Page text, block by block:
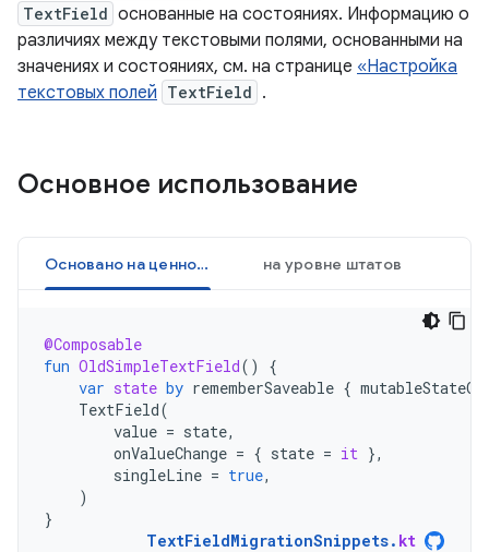
TextField основанные на состояниях. Информацию о
различиях между текстовыми полями, основанными на
значениях и состояниях, см. на странице «Настройка
текстовых полей TextField .
Основное использование
Основано на ценностях на уровне штатов
@Composable
fun OldSimpleTextField()
{
var state by rememberSaveable { mutableStateOf
TextField(
value = state,
onValueChange = { state = it },
singleLine = true,
)
}
TextFieldMigrationSnippets. kt